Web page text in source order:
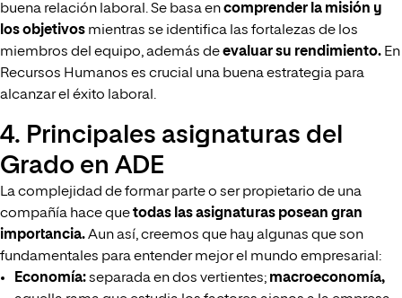
buena relación laboral. Se basa encomprender la misión y
los objetivos mientras se identifica las fortalezas de los
miembros del equipo, además deevaluar su rendimiento. En
Recursos Humanos es crucial una buena estrategia para
alcanzar el éxito laboral.
4. Principales asignaturas del
Grado en ADE
La complejidad de formar parte o ser propietario de una
compañía hace quetodas las asignaturas posean gran
importancia.Aun así, creemos que hay algunas que son
fundamentales para entender mejor el mundo empresarial:
Economía:separada en dos vertientes; macroeconomía,